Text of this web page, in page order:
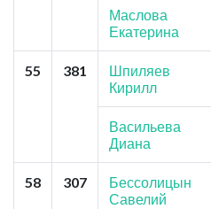
Маслова
Екатерина
55 381
Шпиляев
Кирилл
Васильева
Диана
58 307
Бессолицын
Савелий